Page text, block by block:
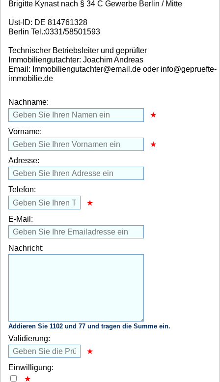
Brigitte Kynast nach § 34 C Gewerbe Berlin / Mitte
Ust-ID: DE 814761328
Berlin Tel.:0331/58501593
Technischer Betriebsleiter und geprüfter
Immobiliengutachter: Joachim Andreas
Email: Immobiliengutachter@email.de oder info@gepruefte-
immobilie.de
Nachname:
Vorname:
Adresse:
Telefon:
E-Mail:
Nachricht:
Addieren Sie 1102 und 77 und tragen die Summe ein.
Validierung:
Einwilligung: